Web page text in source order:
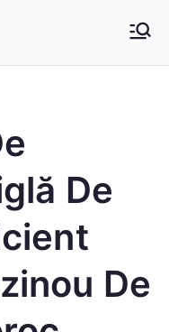
De
De